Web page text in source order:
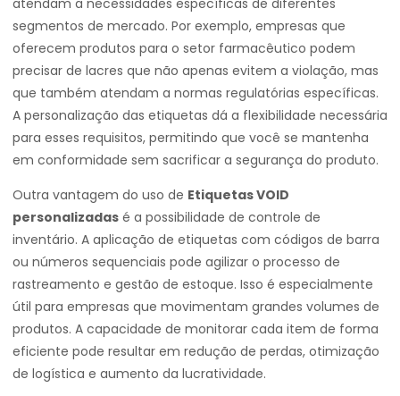
atendam a necessidades específicas de diferentes
segmentos de mercado. Por exemplo, empresas que
oferecem produtos para o setor farmacêutico podem
precisar de lacres que não apenas evitem a violação, mas
que também atendam a normas regulatórias específicas.
A personalização das etiquetas dá a flexibilidade necessária
para esses requisitos, permitindo que você se mantenha
em conformidade sem sacrificar a segurança do produto.
Outra vantagem do uso de Etiquetas VOID
personalizadas é a possibilidade de controle de
inventário. A aplicação de etiquetas com códigos de barra
ou números sequenciais pode agilizar o processo de
rastreamento e gestão de estoque. Isso é especialmente
útil para empresas que movimentam grandes volumes de
produtos. A capacidade de monitorar cada item de forma
eficiente pode resultar em redução de perdas, otimização
de logística e aumento da lucratividade.